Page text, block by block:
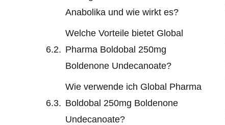
Anabolika und wie wirkt es?
Welche Vorteile bietet Global
Pharma Boldobal 250mg
Boldenone Undecanoate?
Wie verwende ich Global Pharma
Boldobal 250mg Boldenone
Undecanoate?